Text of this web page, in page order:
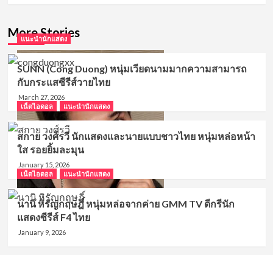
More Stories
แนะนำนักแสดง
SUNN (Cong Duong) หนุ่มเวียดนามมากความสามารถ
กับกระแสซีรีส์วายไทย
March 27, 2026
เน็ตไอดอล
แนะนำนักแสดง
สกาย วงศ์รวี นักแสดงและนายแบบชาวไทย หนุ่มหล่อหน้า
ใส รอยยิ้มละมุน
January 15, 2026
เน็ตไอดอล
แนะนำนักแสดง
นานิ หิรัญกฤษฎิ์ หนุ่มหล่อจากค่าย GMM TV ดีกรีนัก
แสดงซีรีส์ F4 ไทย
January 9, 2026